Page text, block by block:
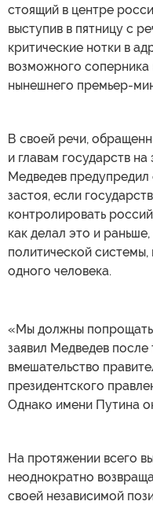
стоящий в центре
выступив в пятницу с
критические нотки в
возможного соперника
нынешнего премьер-
В своей речи,
и главам государств
Медведев
застоя, если
контролировать
как делал это и
политической
одного человека.
«Мы должны
заявил Медведев после
вмешательство
президентского
Однако имени Путина
На протяжении всего
неоднократно
своей независимой